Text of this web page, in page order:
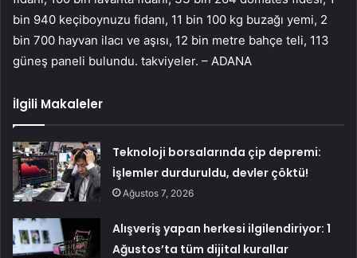
bin 940 keçiboynuzu fidanı, 11 bin 100 kg buzağı yemi, 2
bin 700 hayvan ilacı ve aşısı, 12 bin metre bahçe teli, 113
güneş paneli bulundu. takviyeler. – ADANA
İlgili Makaleler
Teknoloji borsalarında çip depremi:
İşlemler durduruldu, devler çöktü!
Ağustos 7, 2026
Alışveriş yapan herkesi ilgilendiriyor: 1
Ağustos’ta tüm dijital kurallar